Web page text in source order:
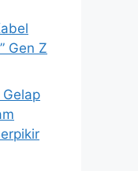
Gen Z
Gelap